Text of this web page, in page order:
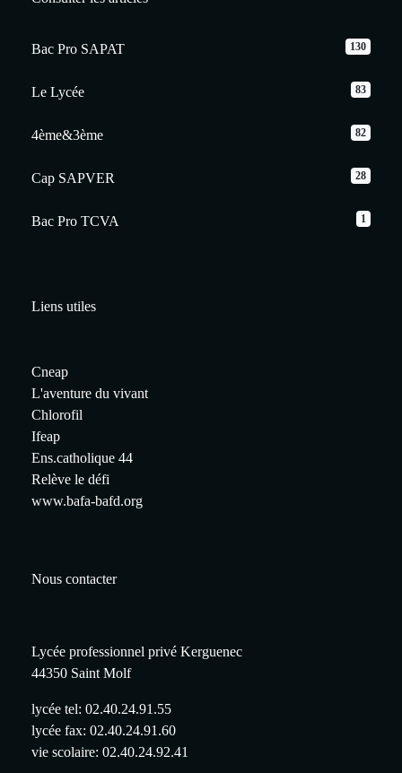
Bac Pro SAPAT 130
Le Lycée 83
4ème&3ème 82
Cap SAPVER 28
Bac Pro TCVA 1
Liens utiles
Cneap
L'aventure du vivant
Chlorofil
Ifeap
Ens.catholique 44
Relève le défi
www.bafa-bafd.org
Nous contacter
Lycée professionnel privé Kerguenec
44350 Saint Molf
lycée tel: 02.40.24.91.55
lycée fax: 02.40.24.91.60
vie scolaire: 02.40.24.92.41